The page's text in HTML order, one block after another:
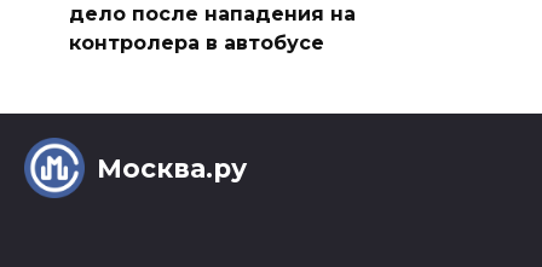
дело после нападения на
контролера в автобусе
Москва.ру